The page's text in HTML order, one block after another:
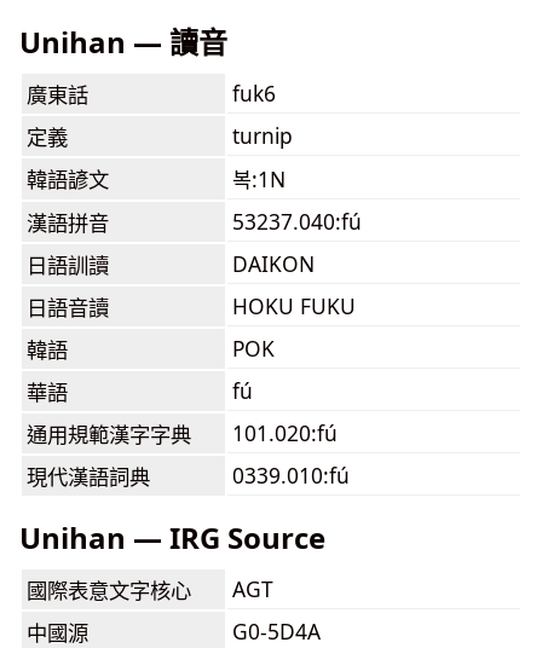
Unihan — 讀音
廣東話
fuk6
定義
turnip
韓語諺文
복:1N
漢語拼音
53237.040:fú
日語訓讀
DAIKON
日語音讀
HOKU FUKU
韓語
POK
華語
fú
通用規範漢字字典
101.020:fú
現代漢語詞典
0339.010:fú
Unihan — IRG Source
國際表意文字核心
AGT
中國源
G0-5D4A